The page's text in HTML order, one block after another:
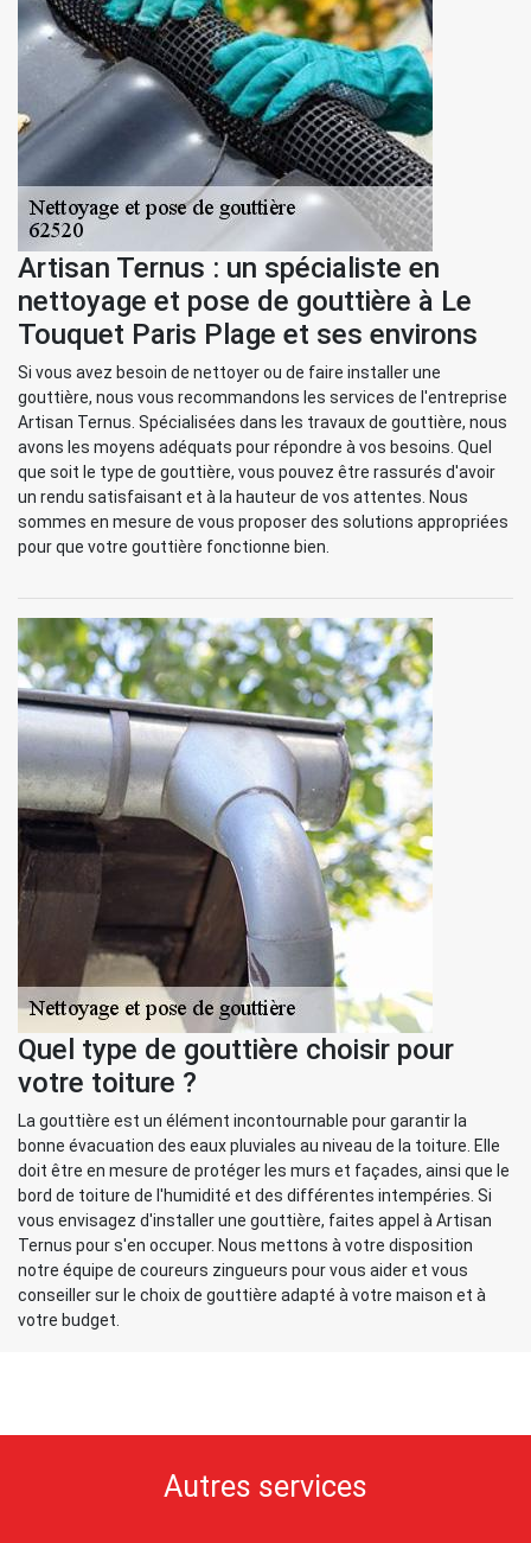
Artisan Ternus : un spécialiste en
nettoyage et pose de gouttière à Le
Touquet Paris Plage et ses environs
Si vous avez besoin de nettoyer ou de faire installer une
gouttière, nous vous recommandons les services de l'entreprise
Artisan Ternus. Spécialisées dans les travaux de gouttière, nous
avons les moyens adéquats pour répondre à vos besoins. Quel
que soit le type de gouttière, vous pouvez être rassurés d'avoir
un rendu satisfaisant et à la hauteur de vos attentes. Nous
sommes en mesure de vous proposer des solutions appropriées
pour que votre gouttière fonctionne bien.
Quel type de gouttière choisir pour
votre toiture ?
La gouttière est un élément incontournable pour garantir la
bonne évacuation des eaux pluviales au niveau de la toiture. Elle
doit être en mesure de protéger les murs et façades, ainsi que le
bord de toiture de l'humidité et des différentes intempéries. Si
vous envisagez d'installer une gouttière, faites appel à Artisan
Ternus pour s'en occuper. Nous mettons à votre disposition
notre équipe de coureurs zingueurs pour vous aider et vous
conseiller sur le choix de gouttière adapté à votre maison et à
votre budget.
Autres services